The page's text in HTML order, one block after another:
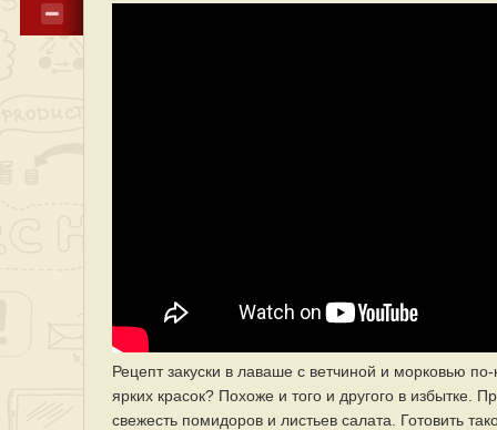
Рецепт закуски в лаваше с ветчиной и морковью
ярких красок? Похоже и того и другого в избытке.
свежесть помидоров и листьев салата. Готовить